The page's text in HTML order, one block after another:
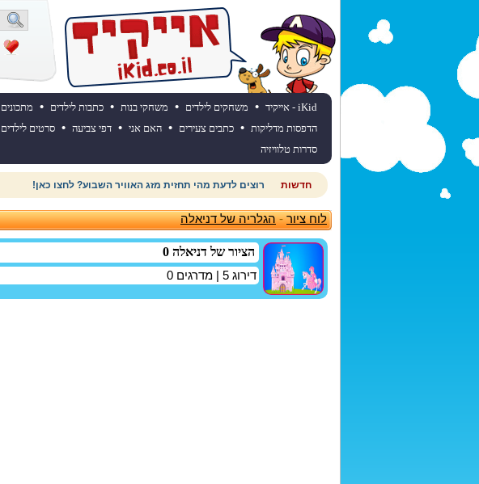
iKid - אייקיד • משחקים לילדים • משחקי בנות • כתבות לילדים •
הדפסות מדליקות • כתבים צעירים • האם אני • דפי צביעה • סרטים לילדים
סדרות טלוויזיה
חדשות רוצים לדעת מהי תחזית מזג האוויר השבוע? לחצו כאן!
לוח ציור-הגלריה של דניאלה
הציור של דניאלה 0
דירוג 5 | מדרגים 0